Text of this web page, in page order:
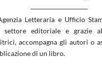
Letteraria e Ufficio
settore editoriale e grazie
accompagna gli autori o
di un libro.